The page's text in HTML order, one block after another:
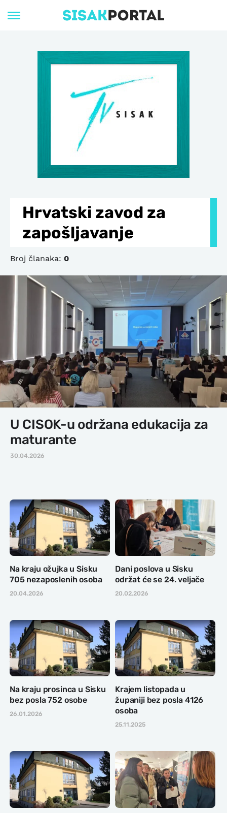
Hrvatski zavod za
zapošljavanje
Broj članaka: 0
U CISOK-u održana edukacija za
maturante
30.04.2026
Na kraju ožujka u Sisku
705 nezaposlenih osoba
20.04.2026
Dani poslova u Sisku
održat će se 24. veljače
20.02.2026
Na kraju prosinca u Sisku
bez posla 752 osobe
26.01.2026
Krajem listopada u
županiji bez posla 4126
osoba
25.11.2025